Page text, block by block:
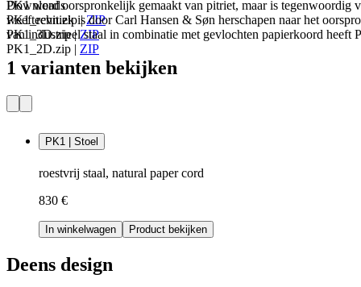
Downloads
PK1_revit.zip|ZIP
PK1_3D.zip|ZIP
PK1_2D.zip | ZIP
PK1 werd oorspronkelijk gemaakt van pitriet, maar is tegenwoordig
weeftechniek is door Carl Hansen & Søn herschapen naar het
van industrieel staal in combinatie met gevlochten papierkoord heeft
1 varianten bekijken
PK1 | Stoel
roestvrij staal, natural paper cord
830 €
In winkelwagen Product bekijken
Deens design